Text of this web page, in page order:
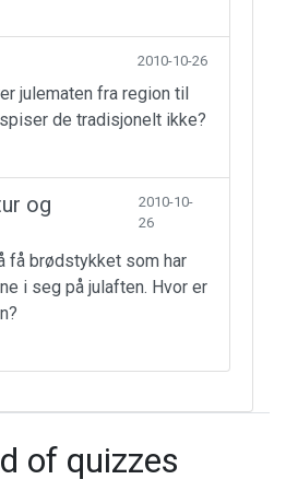
2010-10-26
julematen fra region til
de tradisjonelt ikke?
og
2010-10-
26
få brødstykket som har
i seg på julaften. Hvor er
of quizzes